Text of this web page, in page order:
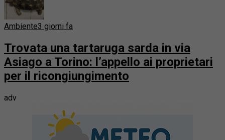
Ambiente3 giorni fa
Trovata una tartaruga sarda in via
Asiago a Torino: l’appello ai proprietari
per il ricongiungimento
adv